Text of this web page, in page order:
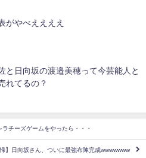
がやべええええ
と日向坂の渡邉美穂って今芸能人と
れてるの？
チーズゲームをやったら・・・
帰】日向坂さん、ついに最強布陣完成wwwwwww